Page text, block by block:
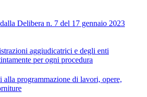
Delibera n. 7 del 17 gennaio 2023
aggiudicatrici e degli enti
per ogni procedura
alla programmazione di lavori, opere,